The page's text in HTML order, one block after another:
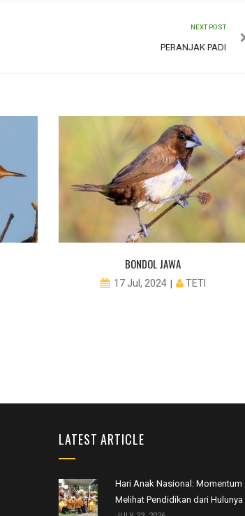
NEXT POST
PERANJAK PADI
BONDOL JAWA
17 Jul, 2024 TETI
LATEST ARTICLE
Hari Anak Nasional: Momentum
Melihat Pendidikan dari Hulunya